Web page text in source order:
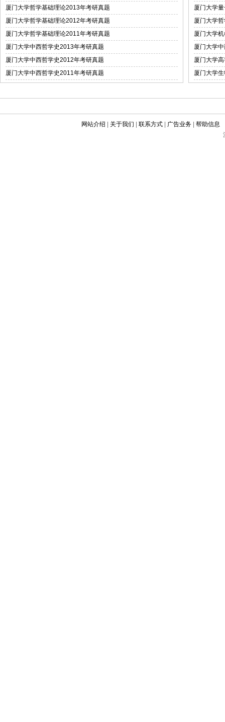
厦门大学哲学基础理论2013年考研真题
厦门大学哲学基础理论2012年考研真题
厦门大学哲学基础理论2011年考研真题
厦门大学中西哲学史2013年考研真题
厦门大学中西哲学史2012年考研真题
厦门大学中西哲学史2011年考研真题
厦门大学
厦门大学
厦门大学
厦门大学
厦门大学
厦门大学
网站介绍 关于我们 |联系方式 广告业务 |帮助信息